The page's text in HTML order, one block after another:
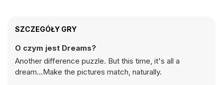
SZCZEGÓŁY GRY
O czym jest Dreams?
Another difference puzzle. But this time, it's all a
dream...Make the pictures match, naturally.